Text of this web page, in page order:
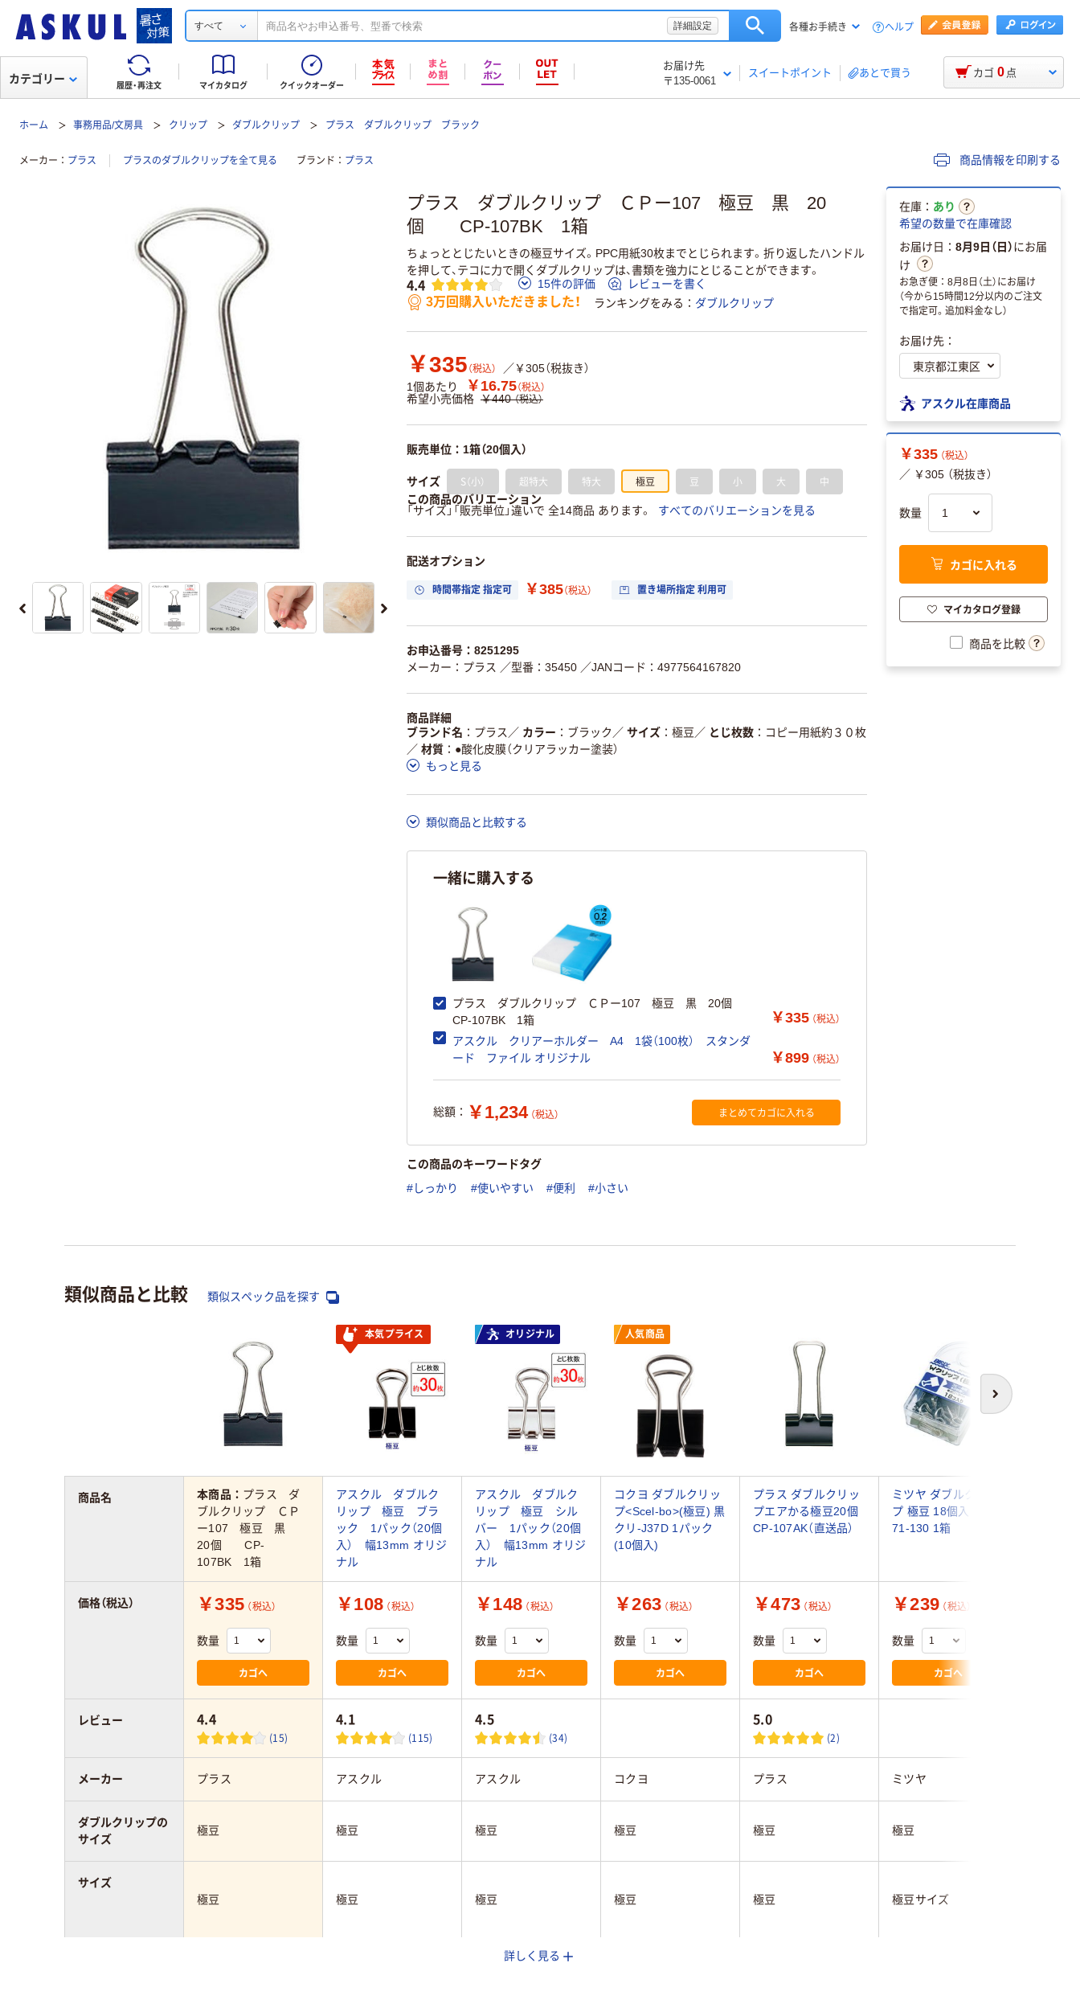
すべて 詳細設定 各種お手続き ヘルプ
履歴・再注文 マイカタログ クイックオーダー
お届け先
〒135-0061
スイートポイント あとで買う
カテゴリー カゴ 0 点
ホーム 事務用品/文房具 クリップ ダブルクリップ プラス ダブルクリップ ブラック
メーカー プラス プラスのダブルクリップを全て見る ブランド プラス 商品情報を印刷する
プラス ダブルクリップ ＣＰー107 極豆 黒 20
個 CP-107BK 1箱
ちょっととじたいときの極豆サイズ。PPC用紙30枚までとじられます。折り返したハンドル
を押して、テコに力で開くダブルクリップは、書類を強力にとじることができます。
4.4 15件の評価 レビューを書く
3万回購入いただきました！ ランキングをみる ダブルクリップ
￥335 （税込）
／￥305（税抜き）
1個あたり
￥16.75（税込）
希望小売価格 ￥440 （税込）
販売単位：1箱（20個入）
サイズ S（小） 超特大 特大 極豆 豆 小 大 中
この商品のバリエーション
「サイズ」「販売単位」違いで 全14商品 あります。
すべてのバリエーションを見る
配送オプション
時間帯指定 指定可 ￥385（税込） 置き場所指定 利用可
お申込番号：8251295
メーカー：プラス ／型番：35450 ／JANコード：4977564167820
商品詳細
ブランド名
プラス ／ カラー ブラック ／ サイズ 極豆 ／ とじ枚数
コピー用紙約３０枚
／ 材質
●酸化皮膜（クリアラッカー塗装）
もっと見る
類似商品と比較する
一緒に購入する
プラス ダブルクリップ ＣＰー107 極豆 黒 20個
CP-107BK 1箱
￥335 （税込）
アスクル クリアーホルダー A4 1袋（100枚） スタンダ
ード ファイル オリジナル
￥899 （税込）
総額： ￥1,234 （税込） まとめてカゴに入れる
この商品のキーワードタグ
#しっかり #使いやすい #便利 #小さい
在庫： あり
希望の数量で在庫確認
お届け日： 8月9日（日）にお届
け
お急ぎ便：8月8日（土）にお届け
（今から15時間12分以内のご注文
で指定可。追加料金なし）
お届け先：
アスクル在庫商品
￥335 （税込）
／ ￥305 （税抜き）
数量
カゴに入れる
マイカタログ登録
商品を比較
類似商品と比較 類似スペック品を探す
次へ
本気プライス オリジナル 人気商品
本商品： プラス ダ
ブルクリップ ＣＰ
ー107 極豆 黒
20個 CP-
107BK 1箱
アスクル ダブルク
リップ 極豆 ブラ
ック 1パック（20個
入） 幅13mm オリジ
ナル
アスクル ダブルク
リップ 極豆 シル
バー 1パック（20個
入） 幅13mm オリジ
ナル
コクヨ ダブルクリッ
プ<Scel-bo>(極豆) 黒
クリ-J37D 1パック
(10個入)
プラス ダブルクリッ
プエアかる極豆20個
CP-107AK（直送品）
ミツヤ ダブルクリッ
プ 極豆 18個入 BX1-
71-130 1箱
￥335 （税込）
数量
カゴへ
￥108 （税込）
数量
カゴへ
￥148 （税込）
数量
カゴへ
￥263 （税込）
数量
カゴへ
￥473 （税込）
数量
カゴへ
￥239 （税込）
数量
カゴへ
4.4
(15)
4.1
(115)
4.5
(34)
5.0
(2)
プラス アスクル アスクル コクヨ プラス ミツヤ
極豆 極豆 極豆 極豆 極豆 極豆
極豆 極豆 極豆 極豆 極豆 極豆サイズ
シルバー系
商品名
価格（税込）
レビュー
メーカー
ダブルクリップの
サイズ
サイズ
詳しく見る